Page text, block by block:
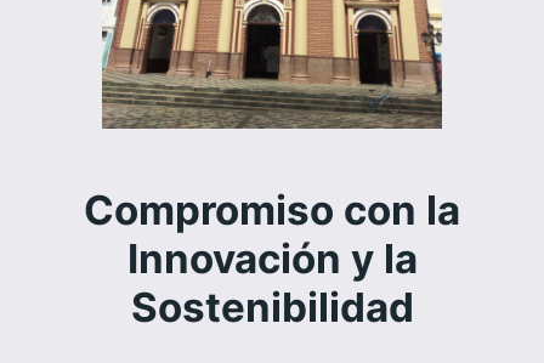
Compromiso con la
Innovación y la
Sostenibilidad